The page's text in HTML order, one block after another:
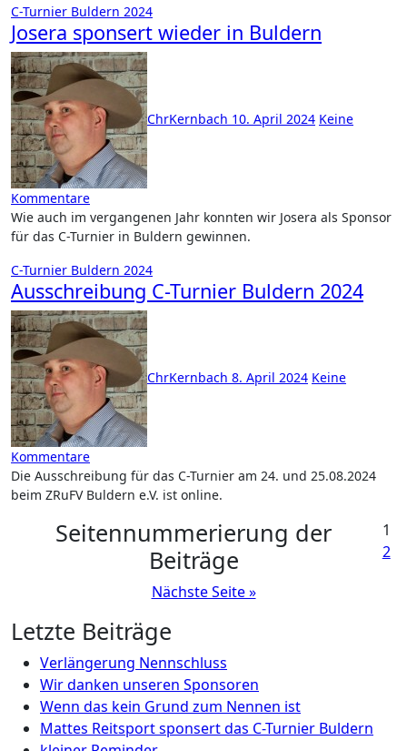
C-Turnier Buldern 2024
Josera sponsert wieder in Buldern
ChrKernbach 10. April 2024 Keine
Kommentare
Wie auch im vergangenen Jahr konnten wir Josera als Sponsor
für das C-Turnier in Buldern gewinnen.
C-Turnier Buldern 2024
Ausschreibung C-Turnier Buldern 2024
ChrKernbach 8. April 2024 Keine
Kommentare
Die Ausschreibung für das C-Turnier am 24. und 25.08.2024
beim ZRuFV Buldern e.V. ist online.
Seitennummerierung der
Beiträge
1
2
Nächste Seite »
Letzte Beiträge
Verlängerung Nennschluss
Wir danken unseren Sponsoren
Wenn das kein Grund zum Nennen ist
Mattes Reitsport sponsert das C-Turnier Buldern